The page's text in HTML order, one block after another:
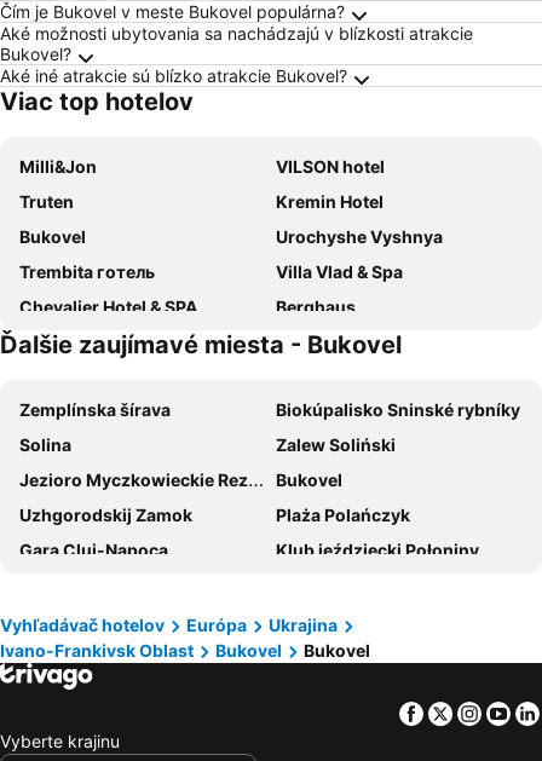
Čím je Bukovel v meste Bukovel populárna?
Aké možnosti ubytovania sa nachádzajú v blízkosti atrakcie
Bukovel?
Aké iné atrakcie sú blízko atrakcie Bukovel?
Viac top hotelov
Milli&Jon
VILSON hotel
Truten
Kremin Hotel
Bukovel
Urochyshe Vyshnya
Trembita готель
Villa Vlad & Spa
Chevalier Hotel & SPA
Berghaus
Kisva Hotel
Едельвейс-Будапешт
Ďalšie zaujímavé miesta - Bukovel
Zemplínska šírava
Biokúpalisko Sninské rybníky
Solina
Zalew Soliński
Jezioro Myczkowieckie Rezerwat Przyrody
Bukovel
Uzhgorodskij Zamok
Plaża Polańczyk
Gara Cluj-Napoca
Klub jeździecki Połoniny
Uzhhorod International Airport
Vihorlatské múzeum v Humennom
Pylypets
Centru
Lesko-Ski
Vyhľadávač hotelov Európa
Ukrajina
Ivano-Frankivsk Oblast
Bukovel Bukovel
Facebook
Twitter
Vyberte krajinu